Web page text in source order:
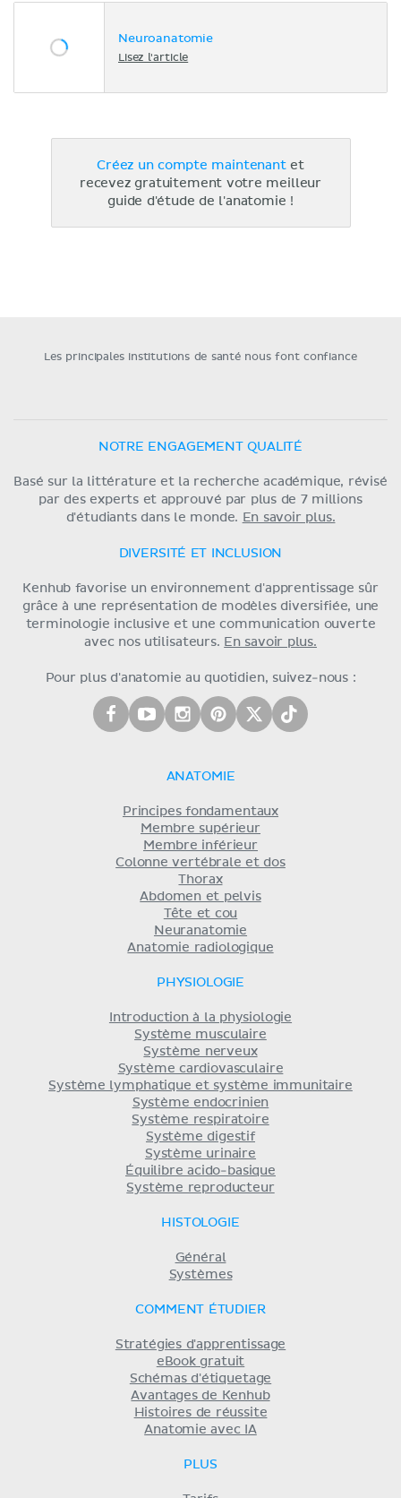
Neuroanatomie
Lisez l'article
Créez un compte maintenantet
recevez gratuitement votre meilleur
guide d'étude de l'anatomie !
Les principales institutions de santé nous font confiance
NOTRE ENGAGEMENT QUALITÉ
Basé sur la littérature et la recherche académique, révisé
par des experts et approuvé par plus de 7 millions
d'étudiants dans le monde. En savoir plus.
DIVERSITÉ ET INCLUSION
Kenhub favorise un environnement d'apprentissage sûr
grâce à une représentation de modèles diversifiée, une
terminologie inclusive et une communication ouverte
avec nos utilisateurs. En savoir plus.
Pour plus d'anatomie au quotidien, suivez-nous :
ANATOMIE
Principes fondamentaux
Membre supérieur
Membre inférieur
Colonne vertébrale et dos
Thorax
Abdomen et pelvis
Tête et cou
Neuranatomie
Anatomie radiologique
PHYSIOLOGIE
Introduction à la physiologie
Système musculaire
Système nerveux
Système cardiovasculaire
Système lymphatique et système immunitaire
Système endocrinien
Système respiratoire
Système digestif
Système urinaire
Équilibre acido-basique
Système reproducteur
HISTOLOGIE
Général
Systèmes
COMMENT ÉTUDIER
Stratégies d'apprentissage
eBook gratuit
Schémas d'étiquetage
Avantages de Kenhub
Histoires de réussite
Anatomie avec IA
PLUS